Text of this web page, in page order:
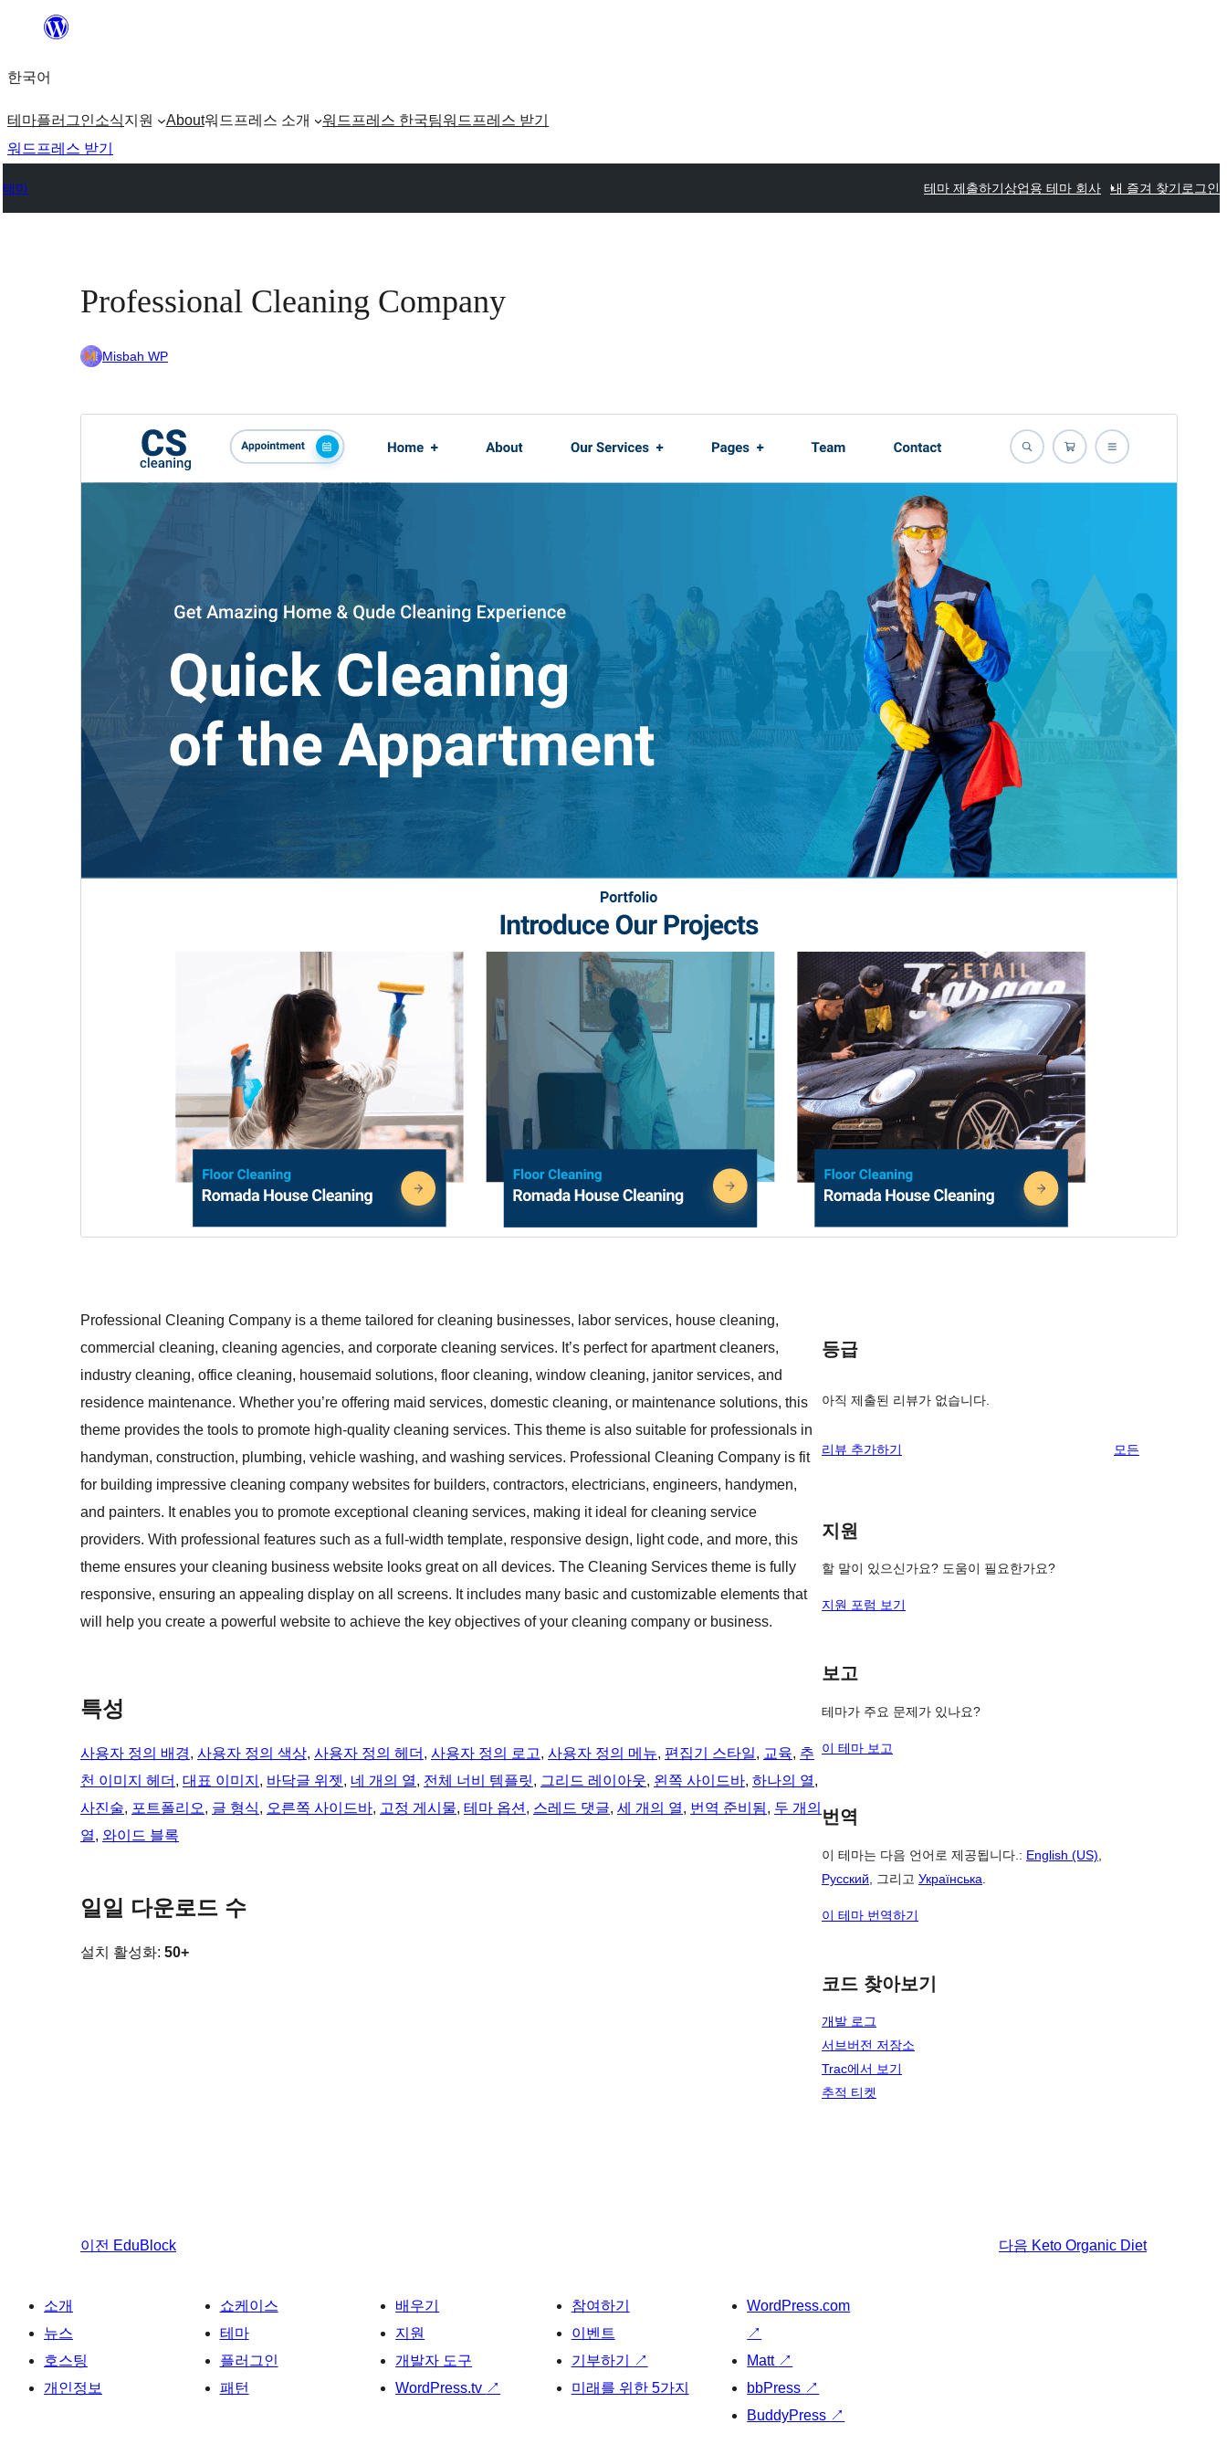
츠
로
가
한국어
테마플러그인소식지원 About워드프레스 소개 워드프레스 한국팀워드프레스 받기
워드프레스 받기
테마 테마 제출하기상업용 테마 회사 내 즐겨 찾기 로그인
Professional Cleaning Company
Misbah WP
이 테마는 무료이지만 추가 유료 상업용 업그레이드 또
는 지원을 제공합니다.
다운로드
최근 업데이트
활성 설치
워드프레스 버전
PHP 버전
7.2
테마 홈페이지
Professional Cleaning Company is a theme tailored for cleaning businesses, labor services, house cleaning,
commercial cleaning, cleaning agencies, and corporate cleaning services. It’s perfect for apartment cleaners,
industry cleaning, office cleaning, housemaid solutions, floor cleaning, window cleaning, janitor services, and
residence maintenance. Whether you’re offering maid services, domestic cleaning, or maintenance solutions, this
theme provides the tools to promote high-quality cleaning services. This theme is also suitable for professionals in
handyman, construction, plumbing, vehicle washing, and washing services. Professional Cleaning Company is fit
for building impressive cleaning company websites for builders, contractors, electricians, engineers, handymen,
and painters. It enables you to promote exceptional cleaning services, making it ideal for cleaning service
providers. With professional features such as a full-width template, responsive design, light code, and more, this
theme ensures your cleaning business website looks great on all devices. The Cleaning Services theme is fully
responsive, ensuring an appealing display on all screens. It includes many basic and customizable elements that
will help you create a powerful website to achieve the key objectives of your cleaning company or business.
특성
사용자 정의 배경, 사용자 정의 색상, 사용자 정의 헤더 , 사용자 정의 로고, 사용자 정의 메뉴, 편집기 스타일, 교육, 추
천 이미지 헤더 , 대표 이미지 , 바닥글 위젯, 네 개의 열, 전체 너비 템플릿, 그리드 레이아웃, 왼쪽 사이드바, 하나의 열
사진술, 포트폴리오, 글 형식, 오른쪽 사이드바, 고정 게시물, 테마 옵션 , 스레드 댓글, 세 개의 열, 번역 준비됨, 두 개의
열, 와이드 블록
일일 다운로드 수
설치 활성화: 50+
등급
아직 제출된 리뷰가 없습니다.
리뷰 추가하기 모든
지원
할 말이 있으신가요? 도움이 필요한가요?
지원 포럼 보기
보고
테마가 주요 문제가 있나요?
이 테마 보고
번역
이 테마는 다음 언어로 제공됩니다.: English (US)
Русский , 그리고 Українська
이 테마 번역하기
코드 찾아보기
개발 로그
서브버전 저장소
Trac에서 보기
추적 티켓
이전 EduBlock 다음 Keto Organic Diet
소개
뉴스
호스팅
개인정보
쇼케이스
테마
플러그인
패턴
배우기
지원
개발자 도구
WordPress.tv ↗
참여하기
이벤트
기부하기
↗
미래를 위한 5가지
WordPress.com
↗
Matt ↗
bbPress ↗
BuddyPress ↗